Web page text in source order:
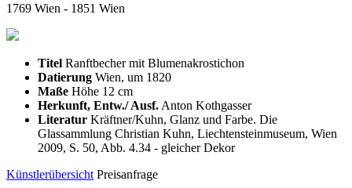
1769 Wien - 1851 Wien
Titel Ranftbecher mit Blumenakrostichon
Datierung Wien, um 1820
Maße Höhe 12 cm
Herkunft, Entw./ Ausf. Anton Kothgasser
Literatur Kräftner/Kuhn, Glanz und Farbe. Die
Glassammlung Christian Kuhn, Liechtensteinmuseum, Wien
2009, S. 50, Abb. 4.34 - gleicher Dekor
Künstlerübersicht Preisanfrage